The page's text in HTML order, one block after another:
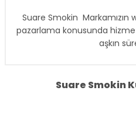
Suare Smokin Markamızın
pazarlama konusunda hizmet
aşkın
Suare Smokin